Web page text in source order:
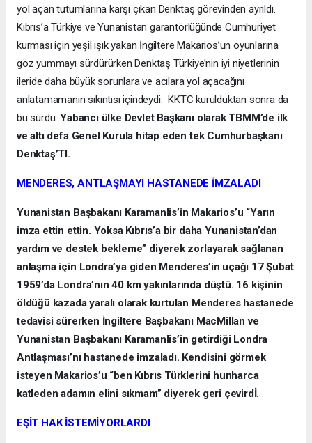
yol açan tutumlarına karşı çıkan Denktaş görevinden ayrıldı.
Kıbrıs’a Türkiye ve Yunanistan garantörlüğünde Cumhuriyet
kurması için yeşil ışık yakan İngiltere Makarios’un oyunlarına
göz yummayı sürdürürken Denktaş Türkiye’nin iyi niyetlerinin
ileride daha büyük sorunlara ve acılara yol açacağını
anlatamamanın sıkıntısı içindeydi. KKTC kurulduktan sonra da
bu sürdü.Yabancı ülke Devlet Başkanı olarak TBMM’de ilk
ve altı defa Genel Kurula hitap eden tek Cumhurbaşkanı
Denktaş’TI.
MENDERES, ANTLAŞMAYI HASTANEDE İMZALADI
Yunanistan Başbakanı Karamanlis’in Makarios’u “Yarın
imza ettin ettin. Yoksa Kıbrıs’a bir daha Yunanistan’dan
yardım ve destek bekleme” diyerek zorlayarak sağlanan
anlaşma için Londra’ya giden Menderes’in uçağı 17 Şubat
1959’da Londra’nın 40 km yakınlarında düştü. 16 kişinin
öldüğü kazada yaralı olarak kurtulan Menderes hastanede
tedavisi sürerken İngiltere Başbakanı MacMillan ve
Yunanistan Başbakanı Karamanlis’in getirdiği Londra
Antlaşması’nı hastanede imzaladı. Kendisini görmek
isteyen Makarios’u “ben Kıbrıs Türklerini hunharca
katleden adamın elini sıkmam” diyerek geri çevirdİ.
EŞİT HAK İSTEMİYORLARDI